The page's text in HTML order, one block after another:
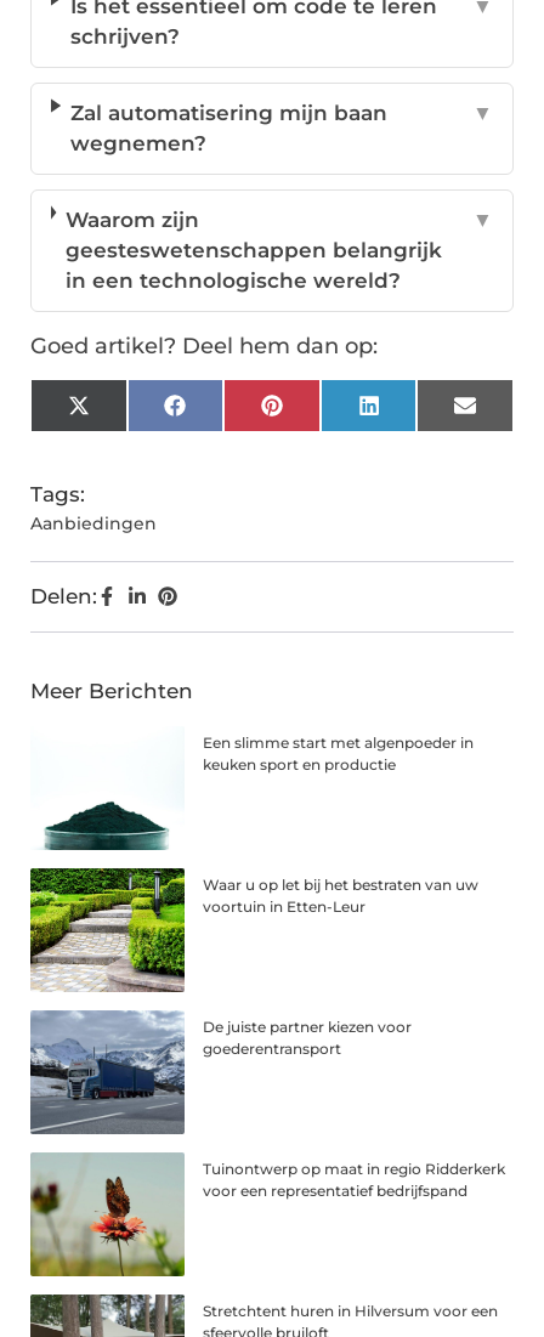
Is het essentieel om code te leren
schrijven?
▼
Zal automatisering mijn baan
wegnemen?
▼
Waarom zijn
geesteswetenschappen belangrijk
in een technologische wereld?
▼
Goed artikel? Deel hem dan op:
X
(Twitter)
FacebookPinterestLinkedInEmail
Tags:
Aanbiedingen
Delen:
Meer Berichten
Een slimme start met algenpoeder in
keuken sport en productie
Waar u op let bij het bestraten van uw
voortuin in Etten-Leur
De juiste partner kiezen voor
goederentransport
Tuinontwerp op maat in regio Ridderkerk
voor een representatief bedrijfspand
Stretchtent huren in Hilversum voor een
sfeervolle bruiloft